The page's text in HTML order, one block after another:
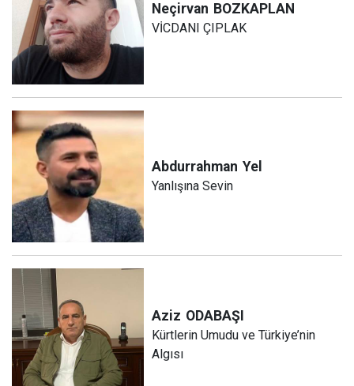
Neçirvan BOZKAPLAN
VİCDANI ÇIPLAK
Abdurrahman Yel
Yanlışına Sevin
Aziz ODABAŞI
Kürtlerin Umudu ve Türkiye’nin
Algısı